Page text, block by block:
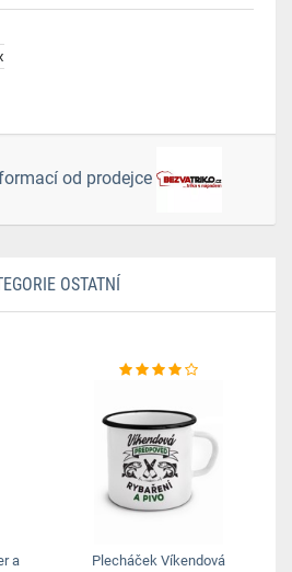
od prodejce
OSTATNÍ
a
Plecháček Víkendová